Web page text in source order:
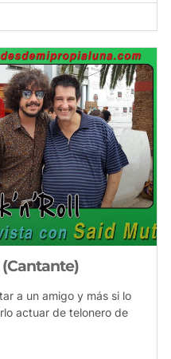
a un amigo y más si lo
actuar de telonero de